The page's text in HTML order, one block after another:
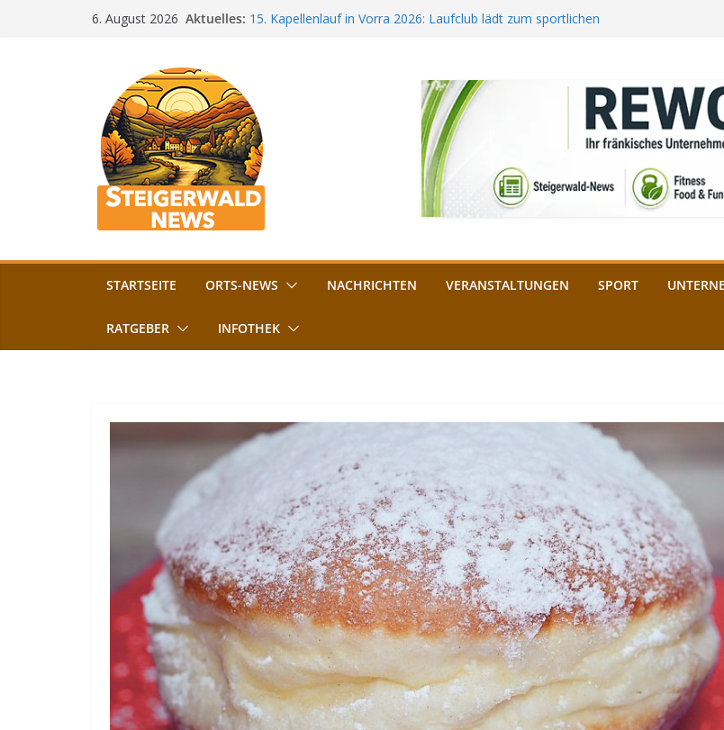
6. August 2026 Aktuelles: 15. Kapellenlauf in Vorra 2026: Laufclub lädt zum sportlichen
„Bamberger Böhnla“: Kaffee aus Bamberg unterstützt die
Lebenshilfe
Aschbacher Kerwa startet bald: Das ist heuer geboten
Vollsperrung am Friedhof in Schlüsselfeld: Kreuzung ab 3.
August gesperrt
STARTSEITE ORTS-NEWS NACHRICHTEN VERANSTALTUNGEN SPORT
RATGEBER INFOTHEK